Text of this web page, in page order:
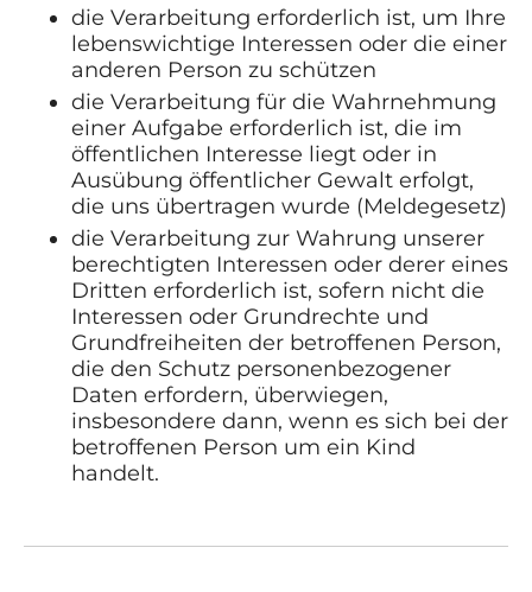
die Verarbeitung erforderlich ist, um Ihre
lebenswichtige Interessen oder die einer
anderen Person zu schützen
die Verarbeitung für die Wahrnehmung
einer Aufgabe erforderlich ist, die im
öffentlichen Interesse liegt oder in
Ausübung öffentlicher Gewalt erfolgt,
die uns übertragen wurde (Meldegesetz)
die Verarbeitung zur Wahrung unserer
berechtigten Interessen oder derer eines
Dritten erforderlich ist, sofern nicht die
Interessen oder Grundrechte und
Grundfreiheiten der betroffenen Person,
die den Schutz personenbezogener
Daten erfordern, überwiegen,
insbesondere dann, wenn es sich bei der
betroffenen Person um ein Kind
handelt.